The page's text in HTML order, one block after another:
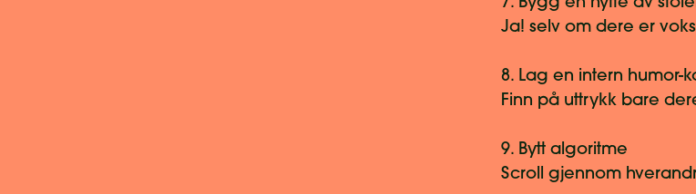
Ja! selv om dere er
8. Lag en intern humor-
Finn på uttrykk bare
9. Bytt algoritme
Scroll gjennom